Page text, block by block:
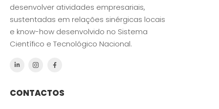
desenvolver atividades empresariais,
sustentadas em relações sinérgicas locais
e know-how desenvolvido no Sistema
Científico e Tecnológico Nacional.
CONTACTOS